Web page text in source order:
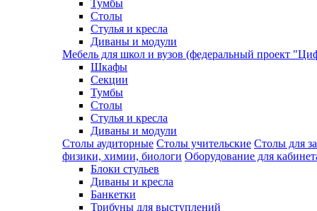
Тумбы
Столы
Стулья и кресла
Диваны и модули
Мебель для школ и вузов (федеральный проект
Шкафы
Секции
Тумбы
Столы
Стулья и кресла
Диваны и модули
Столы аудиторные Столы учительские Столы для
физики, химии, биологи Оборудование для
Блоки стульев
Диваны и кресла
Банкетки
Трибуны для выступлений